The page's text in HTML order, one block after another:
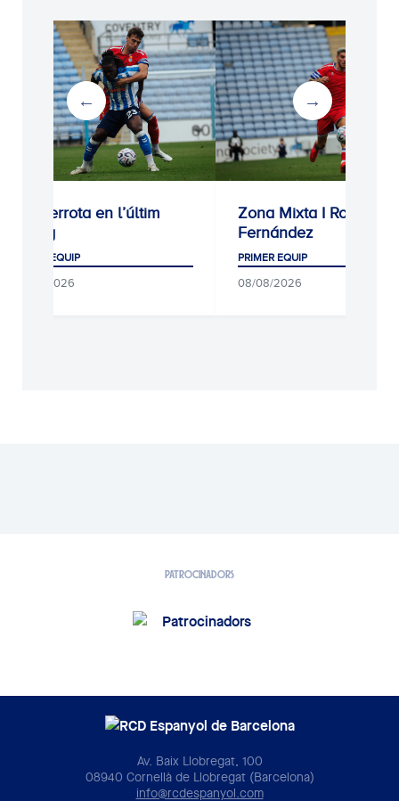
3-1: Derrota en l’últim
assaig
PRIMER EQUIP
08/08/2026
Zona Mixta I Roberto
Fernández
PRIMER EQUIP
08/08/2026
PATROCINADORS
Av. Baix Llobregat, 100
08940 Cornellà de Llobregat (Barcelona)
info@rcdespanyol.com